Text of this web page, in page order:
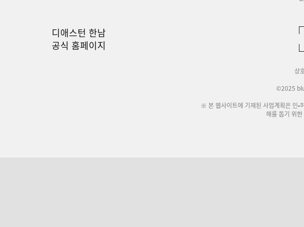
디애스턴 한남
공식 홈페이지
상
©2025
※ 본 웹사이트에 기재된 사업계획은 인•
해를 돕기 위